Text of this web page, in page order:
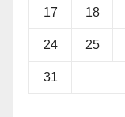
17 18
24 25
31